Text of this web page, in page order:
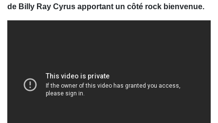
de Billy Ray Cyrus apportant un côté rock bienvenue.